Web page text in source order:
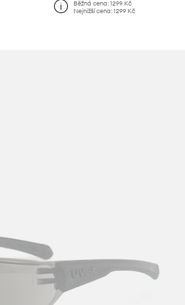
Běžná cena: 1299 Kč
Nejnižší cena: 1299 Kč